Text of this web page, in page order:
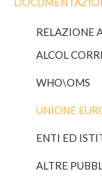
RELAZIONE
ALCOL
WHO\OMS
UNIONE
ENTI ED
ALTRE